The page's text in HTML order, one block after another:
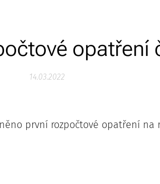
opatření
14.03.2022
první rozpočtové opatření na